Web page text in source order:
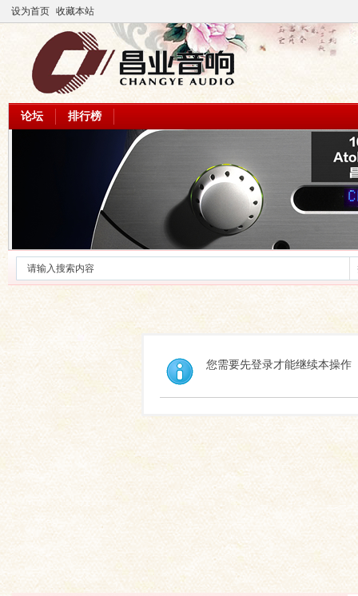
设为首页 收藏本站
论坛 排行榜
您需要先登录才能继续本操作